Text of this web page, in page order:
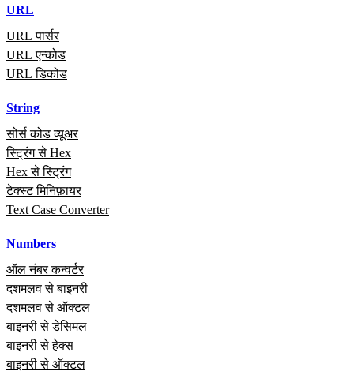
URL
URL पार्सर
URL एन्कोड
URL डिकोड
String
सोर्स कोड व्यूअर
स्ट्रिंग से Hex
Hex से स्ट्रिंग
टेक्स्ट मिनिफ़ायर
Text Case Converter
Numbers
ऑल नंबर कन्वर्टर
दशमलव से बाइनरी
दशमलव से ऑक्टल
बाइनरी से डेसिमल
बाइनरी से हेक्स
बाइनरी से ऑक्टल